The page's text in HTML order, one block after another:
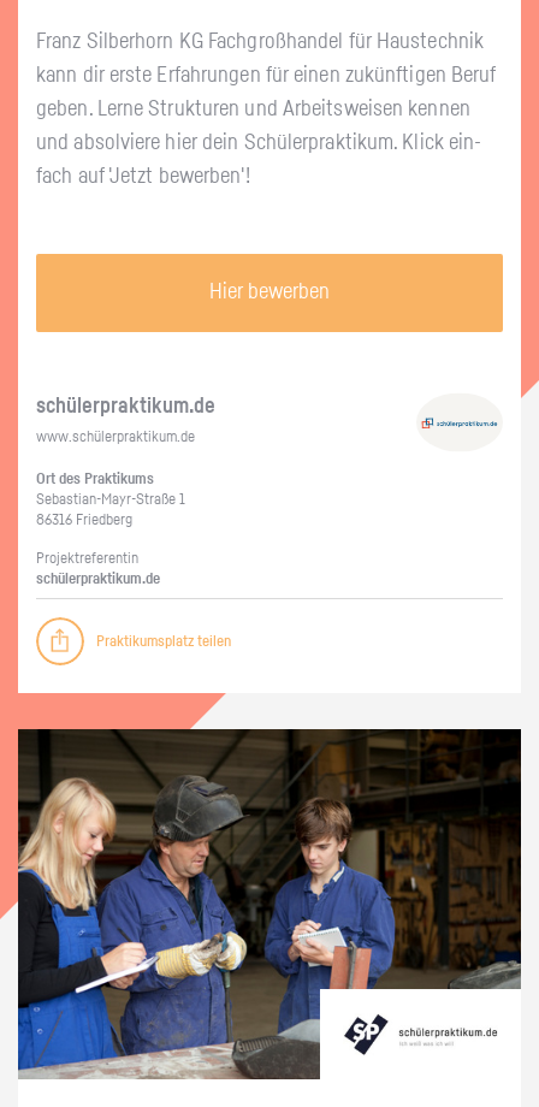
Franz Sil­ber­horn KG Fach­groß­han­del für Haus­tech­nik
kann dir erste Er­fah­run­gen für einen zu­künf­ti­gen Beruf
geben. Lerne Struk­tu­ren und Ar­beits­wei­sen ken­nen
und ab­sol­vie­re hier dein Schü­ler­prak­ti­kum. Klick ein­
fach auf 'Jetzt be­wer­ben'!
Hier bewerben
schü­ler­prak­ti­kum.de
www.​schüler​prak​tiku​m.​de
Ort des Prak­ti­kums
Se­bas­ti­an-Mayr-Stra­ße 1
86316 Fried­berg
Pro­jekt­re­fe­ren­tin
schü­ler­prak­ti­kum.de
Praktikumsplatz teilen